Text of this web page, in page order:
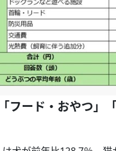
フード・おやつ」